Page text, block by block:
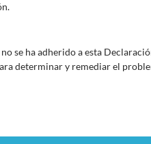
se ha adherido a esta
determinar y remediar el